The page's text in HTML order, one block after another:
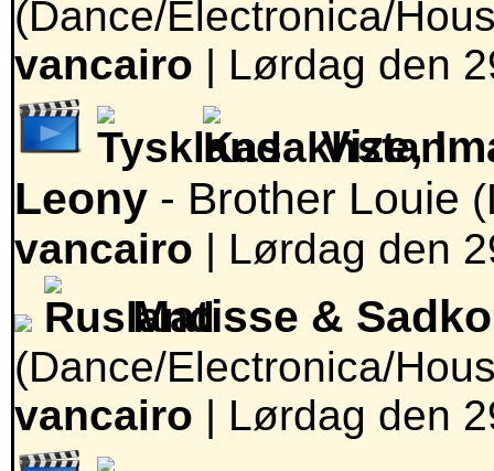
(Dance/Electronica/
vancairo | Lørdag den
Vize,
Leony - Brother Louie
vancairo | Lørdag den
Matisse & Sadko
(Dance/Electronica/
vancairo | Lørdag den